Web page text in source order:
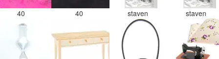
40 40 staven staven